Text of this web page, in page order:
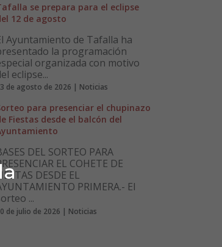
se prepara para el eclipse
12 de agosto
Ayuntamiento de Tafalla ha
la programación
organizada con motivo
eclipse...
de agosto de 2026 | Noticias
para presenciar el chupinazo
Fiestas desde el balcón del
DEL SORTEO PARA
EL COHETE DE
DESDE EL
PRIMERA.- El
...
de julio de 2026 | Noticias